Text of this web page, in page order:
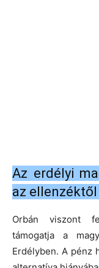
Az erdélyi
az
Orbán viszont
támogatja a
Erdélyben. A pénz